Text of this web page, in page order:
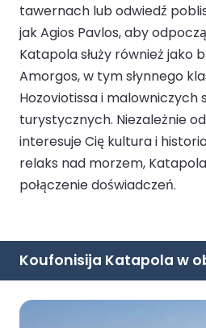
tawernach lub odwiedź
jak Agios Pavlos, aby
Katapola służy również jako
Amorgos, w tym słynnego
Hozoviotissa i malowniczych
turystycznych. Niezależnie
interesuje Cię kultura i
relaks nad morzem,
połączenie doświadczeń.
Koufonisija Katapola w